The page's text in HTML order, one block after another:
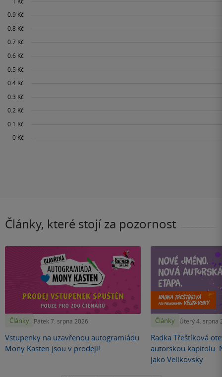
Články, které stojí za pozornost
Články Pátek 7. srpna 2026
Vstupenky na uzavřenou autogramiádu
Mony Kasten jsou v prodeji!
Články Úterý 4. srpna
Radka Třeštíková
autorskou kapitolu.
jako Velikovsky